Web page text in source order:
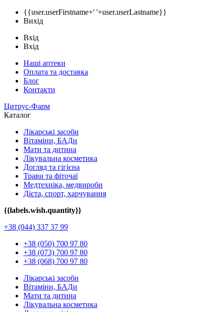
{{user.userFirstname+' '+user.userLastname}}
Вихід
Вхід
Вхід
Наші аптеки
Оплата та доставка
Блог
Контакти
Цитрус-Фарм
Каталог
Лікарські засоби
Вітаміни, БАДи
Мати та дитина
Лікувальна косметика
Догляд та гігієна
Трави та фіточаї
Медтехніка, медвироби
Дієта, спорт, харчування
{{labels.wish.quantity}}
+38 (044) 337 37 99
+38 (050) 700 97 80
+38 (073) 700 97 80
+38 (068) 700 97 80
Лікарські засоби
Вітаміни, БАДи
Мати та дитина
Лікувальна косметика